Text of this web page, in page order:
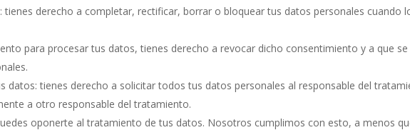
tienes derecho a completar, rectificar, borrar o bloquear tus datos personales cuando
para procesar tus datos, tienes derecho a revocar dicho consentimiento y a que se
datos: tienes derecho a solicitar todos tus datos personales al responsable del
a otro responsable del tratamiento.
oponerte al tratamiento de tus datos. Nosotros cumplimos con esto, a menos